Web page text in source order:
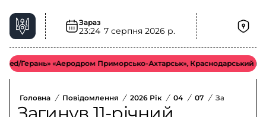
Зараз
23:24 7 серпня 2026 р.
«Аеродром Приморсько-Ахтарськ», Краснодарський край.
Головна / Повідомлення / 2026 Рік / 04 / 07 / Загинув 11-